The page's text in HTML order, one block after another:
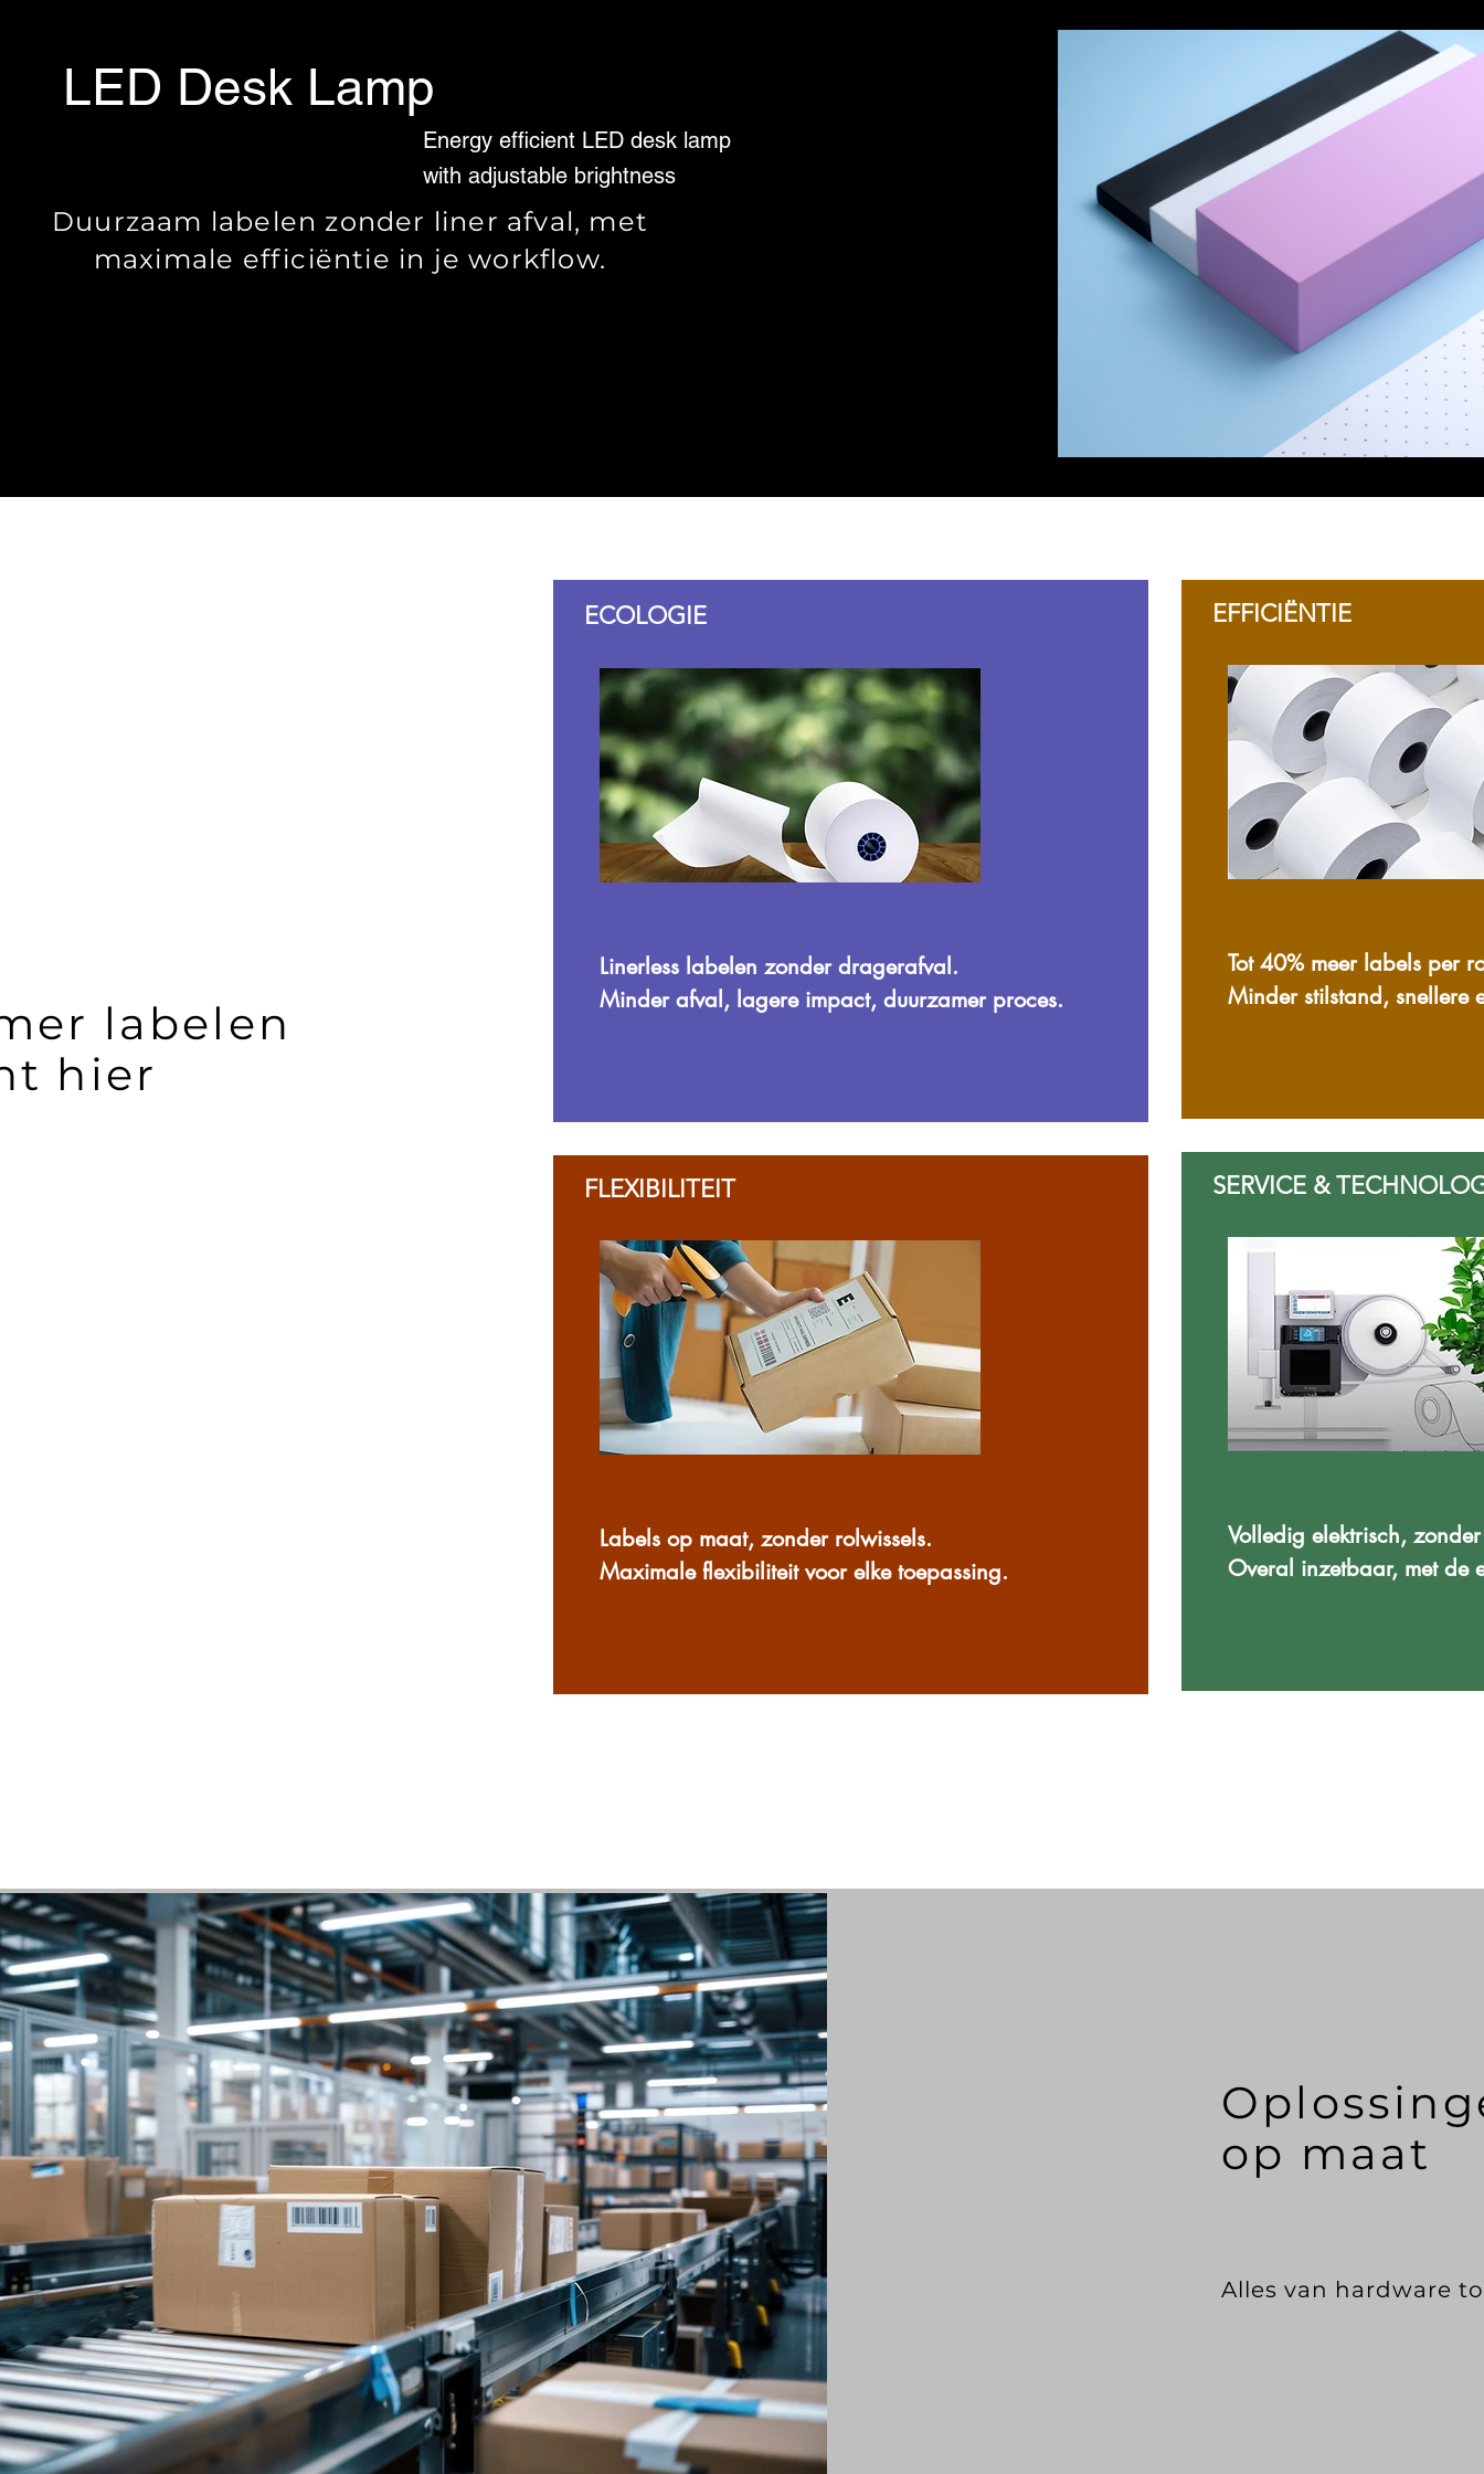
LED Desk Lamp
Energy efficient LED desk lamp
with adjustable brightness
Duurzaam labelen zonder liner afval, met
maximale efficiëntie in je workflow.
labelen
hier
ECOLOGIE
Linerless labelen zonder dragerafval.
Minder afval, lagere impact, duurzamer proces.
FLEXIBILITEIT
Labels op maat, zonder rolwissels.
Maximale flexibiliteit voor elke toepassing.
EFFICIËNTIE
Tot 40% meer labels per
Minder stilstand, snellere
SERVICE &
Volledig elektrisch,
Overal inzetbaar, met de
op maat
Alles van hardware